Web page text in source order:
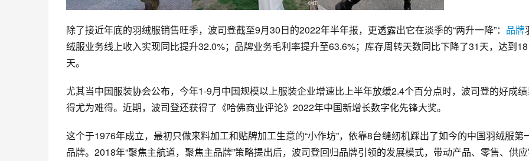
除了接近年底的羽绒服销售旺季，波司登截至9月30日的2022年半年报，更透露出它在淡季的“两升一降”： 品牌
绒服业务线上收入实现同比提升32.0%；品牌业务毛利率提升至63.6%；库存周转天数同比下降了31天，达到
天。
尤其当中国服装协会公布，今年1-9月中国规模以上服装企业增速比上半年放缓2.4个百分点时，波司登的好成
得尤为难得。近期，波司登还获得了《哈佛商业评论》2022年中国新增长数字化先锋大奖。
这个于1976年成立，最初只做来料加工和贴牌加工生意的“小作坊”，依靠8台缝纫机踩出了如今的中国羽绒服第
品牌。2018年“聚焦主航道，聚焦主品牌”策略提出后，波司登回归品牌引领的发展模式，带动产品、零售、供